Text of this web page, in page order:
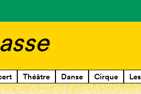
Théâtre Danse Cirque